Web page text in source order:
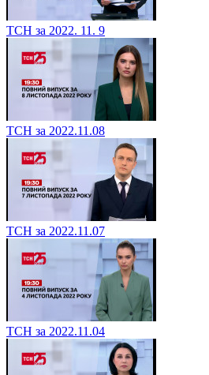
ТСН за 2022. 11. 9
ТСН за 2022.11.08
ТСН за 2022.11.07
ТСН за 2022.11.04